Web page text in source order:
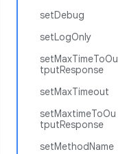
setDebug
setLogOnly
setMaxTimeToOu
tputResponse
setMaxTimeout
setMaxtimeToOu
tputResponse
setMethodName